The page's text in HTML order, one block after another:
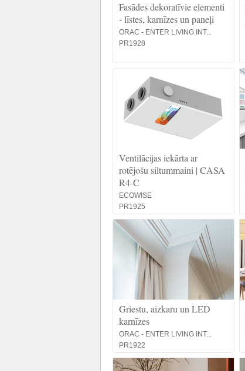
Fasādes dekoratīvie elementi
- līstes, karnīzes un paneļi
ORAC - ENTER LIVING INT...
PR1928
Ventilācijas iekārta ar
rotējošu siltummaini | CASA
R4-C
ECOWISE
PR1925
Griestu, aizkaru un LED
karnīzes
ORAC - ENTER LIVING INT...
PR1922